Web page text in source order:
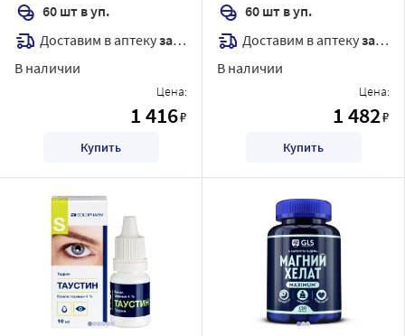
60 шт в уп.
Доставим в аптекузавтра
В наличии
Цена:
1 416₽
Купить
60 шт в уп.
Доставим в аптекузавтра
В наличии
Цена:
1 482₽
Купить